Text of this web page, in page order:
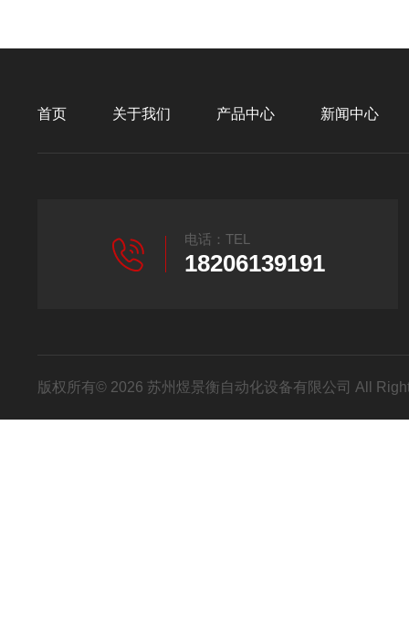
首页 关于我们 产品中心 新闻中心
电话：TEL
18206139191
版权所有© 2026 苏州煜景衡自动化设备有限公司 All